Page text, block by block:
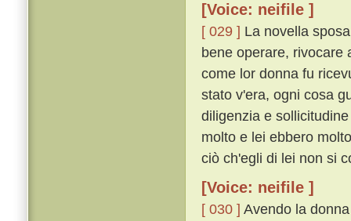
[Voice: neifile ]
[ 029 ] La novella
bene operare, rivocare
come lor donna fu
stato v'era, ogni cosa
diligenzia e
molto e lei ebbero
ciò ch'egli di lei non si
[Voice: neifile ]
[ 030 ] Avendo la